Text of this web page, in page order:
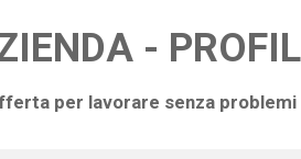
-
per lavorare senza problemi